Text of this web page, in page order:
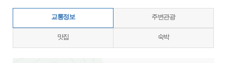
교통정보 주변관광
맛집 숙박